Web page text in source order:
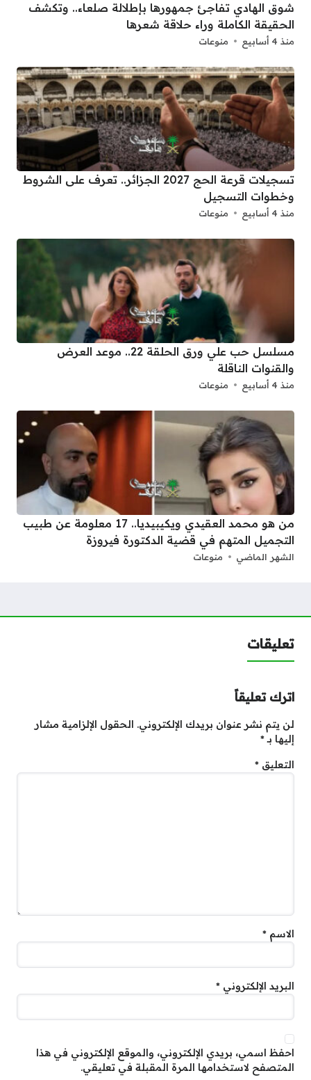
شوق الهادي تفاجئ جمهورها بإطلالة صلعاء.. وتكشف
الحقيقة الكاملة وراء حلاقة شعرها
منذ 4 أسابيع منوعات
تسجيلات قرعة الحج 2027 الجزائر.. تعرف على الشروط
وخطوات التسجيل
منذ 4 أسابيع منوعات
مسلسل حب علي ورق الحلقة 22.. موعد العرض
والقنوات الناقلة
منذ 4 أسابيع منوعات
من هو محمد العقيدي ويكيبيديا.. 17 معلومة عن طبيب
التجميل المتهم في قضية الدكتورة فيروزة
الشهر الماضي منوعات
تعليقات
اترك تعليقاً
لن يتم نشر عنوان بريدك الإلكتروني. الحقول الإلزامية مشار
إليها بـ*
التعليق *
الاسم *
البريد الإلكتروني *
احفظ اسمي، بريدي الإلكتروني، والموقع الإلكتروني في هذا
المتصفح لاستخدامها المرة المقبلة في تعليقي.